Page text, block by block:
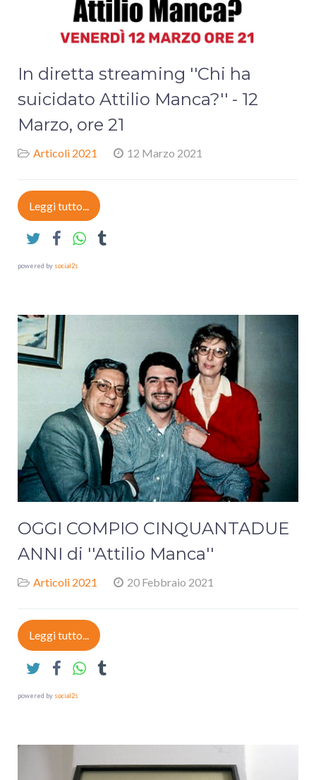
In diretta streaming ''Chi ha
suicidato Attilio Manca?'' - 12
Marzo, ore 21
Articoli 2021 12 Marzo 2021
Leggi tutto...
powered by social2s
OGGI COMPIO CINQUANTADUE
ANNI di ''Attilio Manca''
Articoli 2021 20 Febbraio 2021
Leggi tutto...
powered by social2s